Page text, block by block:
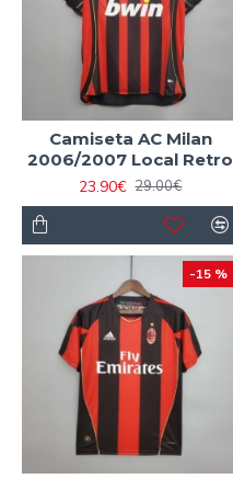
Camiseta AC Milan
2006/2007 Local Retro
23.90€ 29.00€
-15 %